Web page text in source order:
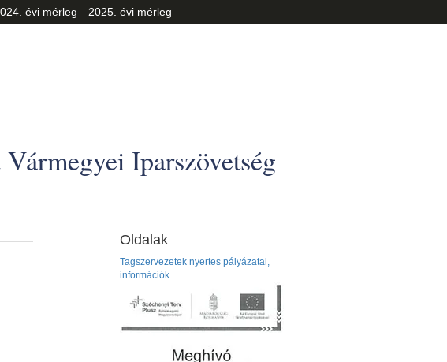
évi mérleg 2025. évi mérleg
Iparszövetség
Oldalak
Tagszervezetek nyertes pályázatai,
információk